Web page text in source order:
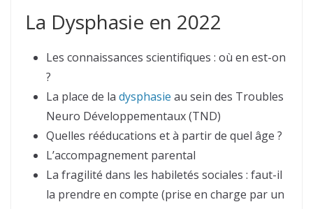
La Dysphasie en 2022
Les connaissances scientifiques : où en est-on
?
La place de la dysphasie au sein des Troubles
Neuro Développementaux (TND)
Quelles rééducations et à partir de quel âge ?
L’accompagnement parental
La fragilité dans les habiletés sociales : faut-il
la prendre en compte (prise en charge par un